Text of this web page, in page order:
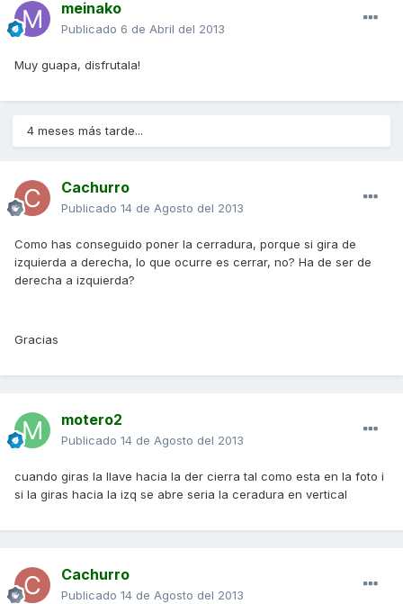
meinako
Publicado 6 de Abril del 2013
Muy guapa, disfrutala!
4 meses más tarde...
Cachurro
Publicado 14 de Agosto del 2013
Como has conseguido poner la cerradura, porque si gira de
izquierda a derecha, lo que ocurre es cerrar, no? Ha de ser de
derecha a izquierda?
Gracias
motero2
Publicado 14 de Agosto del 2013
cuando giras la llave hacia la der cierra tal como esta en la foto i
si la giras hacia la izq se abre seria la ceradura en vertical
Cachurro
Publicado 14 de Agosto del 2013